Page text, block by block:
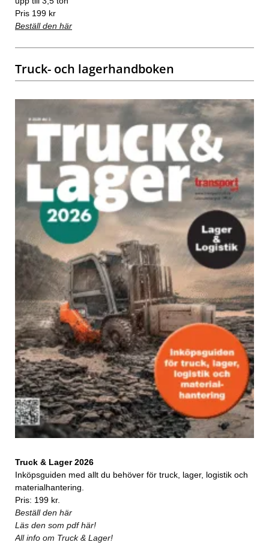
Pris 199 kr
Beställ den här
Truck- och lagerhandboken
Truck & Lager 2026
Inköpsguiden med allt du behöver för truck, lager, logistik och
materialhantering.
Pris: 199 kr.
Beställ den här
Läs den som pdf här!
All info om Truck & Lager!